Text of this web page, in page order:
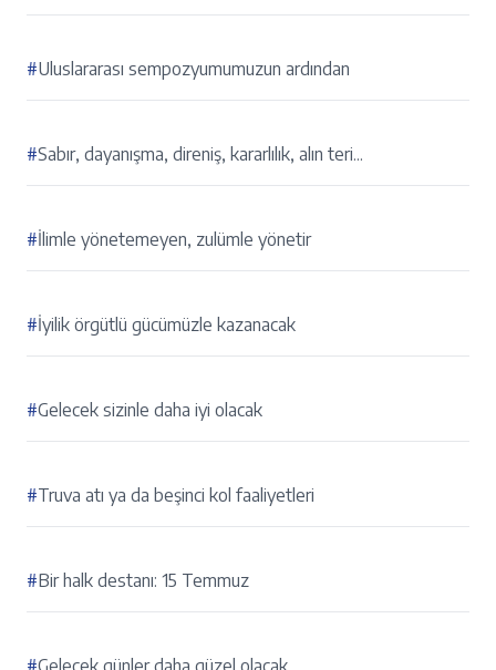
#Uluslararası sempozyumumuzun ardından
#Sabır, dayanışma, direniş, kararlılık, alın teri...
#İlimle yönetemeyen, zulümle yönetir
#İyilik örgütlü gücümüzle kazanacak
#Gelecek sizinle daha iyi olacak
#Truva atı ya da beşinci kol faaliyetleri
#Bir halk destanı: 15 Temmuz
#Gelecek günler daha güzel olacak